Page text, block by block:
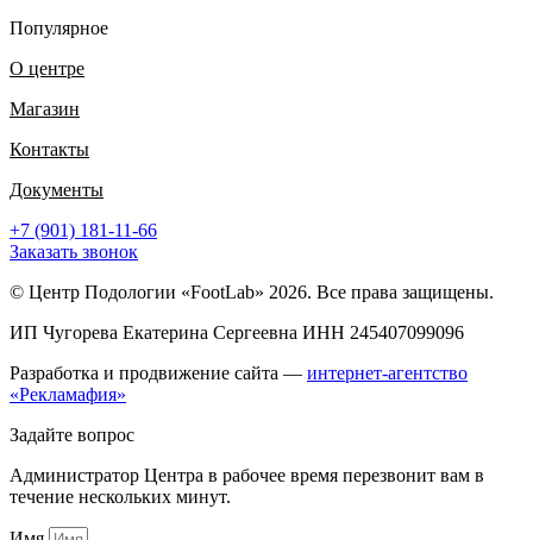
Популярное
О центре
Магазин
Контакты
Документы
+7 (901) 181-11-66
Заказать звонок
© Центр Подологии «FootLab» 2026. Все права защищены.
ИП Чугорева Екатерина Сергеевна ИНН 245407099096
Разработка и продвижение сайта — интернет-агентство
«Рекламафия»
Задайте вопрос
Администратор Центра в рабочее время перезвонит вам в
течение нескольких минут.